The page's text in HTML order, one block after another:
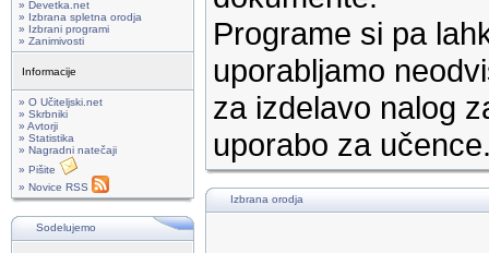
» Devetka.net
» Izbrana spletna orodja
» Izbrani programi
» Zanimivosti
Informacije
» O Učiteljski.net
» Skrbniki
» Avtorji
» Statistika
» Nagradni natečaji
» Pišite
» Novice RSS
Sodelujemo
Programe si pa
uporabljamo
za izdelavo nalog
uporabo za
Izbrana orodja